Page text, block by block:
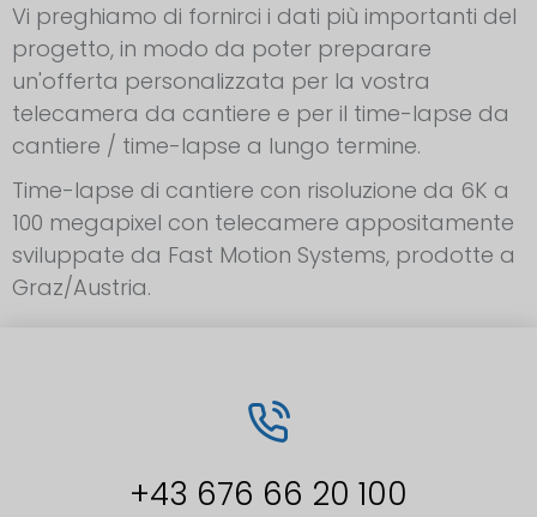
Vi preghiamo di fornirci i dati più importanti del
progetto, in modo da poter preparare
un'offerta personalizzata per la vostra
telecamera da cantiere e per il time-lapse da
cantiere / time-lapse a lungo termine.
Time-lapse di cantiere con risoluzione da 6K a
100 megapixel con telecamere appositamente
sviluppate da Fast Motion Systems, prodotte a
Graz/Austria.
+43 676 66 20 100